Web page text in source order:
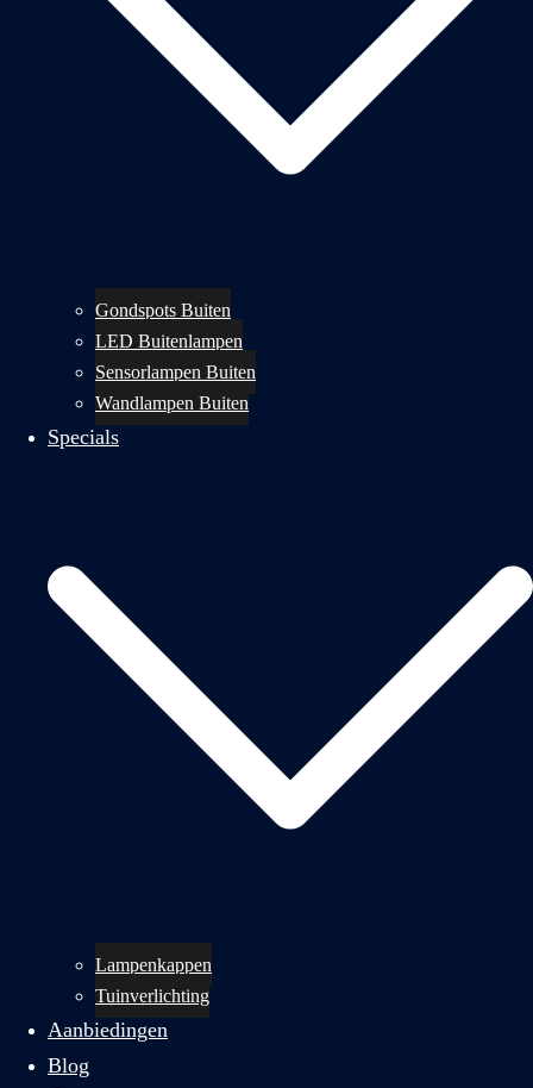
Gondspots Buiten
LED Buitenlampen
Sensorlampen Buiten
Wandlampen Buiten
Specials
Lampenkappen
Tuinverlichting
Aanbiedingen
Blog